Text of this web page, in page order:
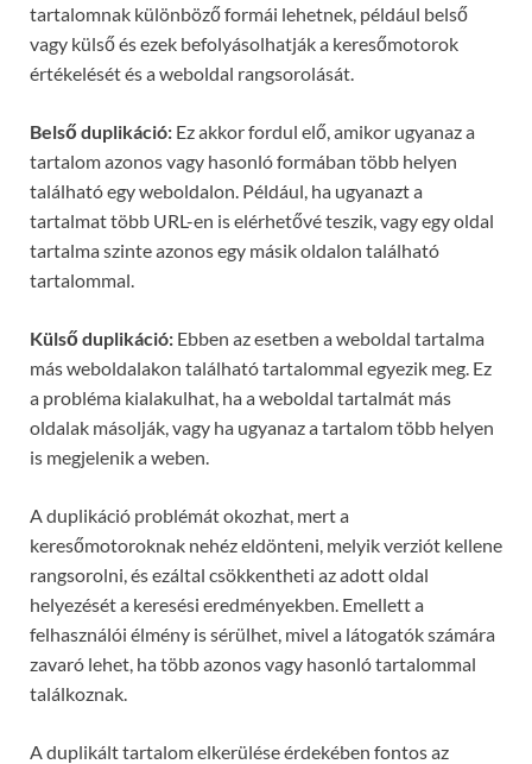
tartalomnak különböző formái lehetnek, például belső
vagy külső és ezek befolyásolhatják a keresőmotorok
értékelését és a weboldal rangsorolását.
Belső duplikáció: Ez akkor fordul elő, amikor ugyanaz a
tartalom azonos vagy hasonló formában több helyen
található egy weboldalon. Például, ha ugyanazt a
tartalmat több URL-en is elérhetővé teszik, vagy egy oldal
tartalma szinte azonos egy másik oldalon található
tartalommal.
Külső duplikáció: Ebben az esetben a weboldal tartalma
más weboldalakon található tartalommal egyezik meg. Ez
a probléma kialakulhat, ha a weboldal tartalmát más
oldalak másolják, vagy ha ugyanaz a tartalom több helyen
is megjelenik a weben.
A duplikáció problémát okozhat, mert a
keresőmotoroknak nehéz eldönteni, melyik verziót kellene
rangsorolni, és ezáltal csökkentheti az adott oldal
helyezését a keresési eredményekben. Emellett a
felhasználói élmény is sérülhet, mivel a látogatók számára
zavaró lehet, ha több azonos vagy hasonló tartalommal
találkoznak.
A duplikált tartalom elkerülése érdekében fontos az